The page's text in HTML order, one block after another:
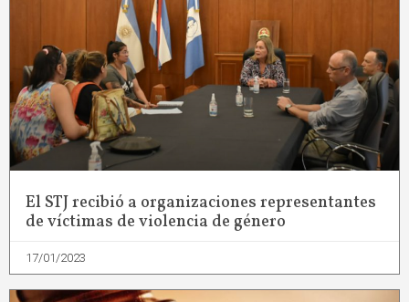
El STJ recibió a organizaciones representantes
de víctimas de violencia de género
17/01/2023